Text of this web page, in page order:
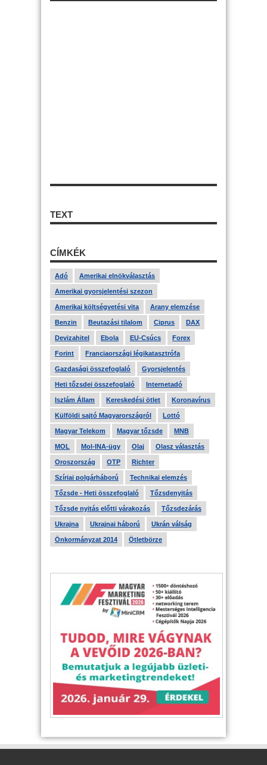
TEXT
CÍMKÉK
Adó Amerikai elnökválasztás
Amerikai gyorsjelentési szezon
Amerikai költségvetési vita Arany elemzése
Benzin Beutazási tilalom Ciprus DAX
Devizahitel Ebola EU-Csúcs Forex
Forint Franciaországi légikatasztrófa
Gazdasági összefoglaló Gyorsjelentés
Heti tőzsdei összefoglaló Internetadó
Iszlám Állam Kereskedési ötlet Koronavírus
Külföldi sajtó Magyarországról Lottó
Magyar Telekom Magyar tőzsde MNB
MOL Mol-INA-ügy Olaj Olasz választás
Oroszország OTP Richter
Szíriai polgárháború Technikai elemzés
Tőzsde - Heti összefoglaló Tőzsdenyitás
Tőzsde nyitás előtti várakozás Tőzsdezárás
Ukrajna Ukrajnai háború Ukrán válság
Önkormányzat 2014 Ötletbörze